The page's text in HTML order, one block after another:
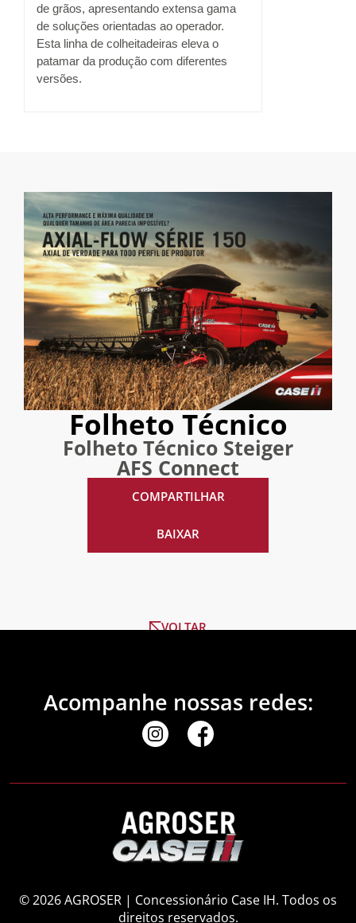
de grãos, apresentando extensa gama
de soluções orientadas ao operador.
Esta linha de colheitadeiras eleva o
patamar da produção com diferentes
versões.
Folheto Técnico
Folheto Técnico Steiger
AFS Connect
COMPARTILHAR
BAIXAR
VOLTAR
Acompanhe nossas redes:
© 2026 AGROSER | Concessionário Case IH. Todos os
direitos reservados.